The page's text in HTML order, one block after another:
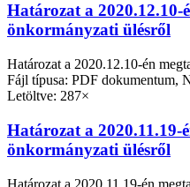
Határozat a 2020.12.10-
önkormányzati ülésről
Határozat a 2020.12.10-én
Fájl típusa: PDF dokumentum,
Letöltve: 287×
Határozat a 2020.11.19-
önkormányzati ülésről
Határozat a 2020.11.19-én